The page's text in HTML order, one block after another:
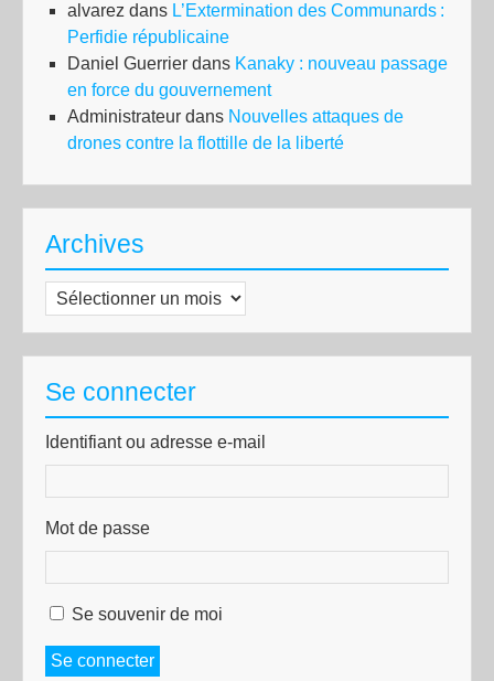
alvarez dans L’Extermination des Communards :
Perfidie républicaine
Daniel Guerrier dans Kanaky : nouveau passage
en force du gouvernement
Administrateur dans Nouvelles attaques de
drones contre la flottille de la liberté
Archives
Archives
Se connecter
Identifiant ou adresse e-mail
Mot de passe
Se souvenir de moi
Se connecter